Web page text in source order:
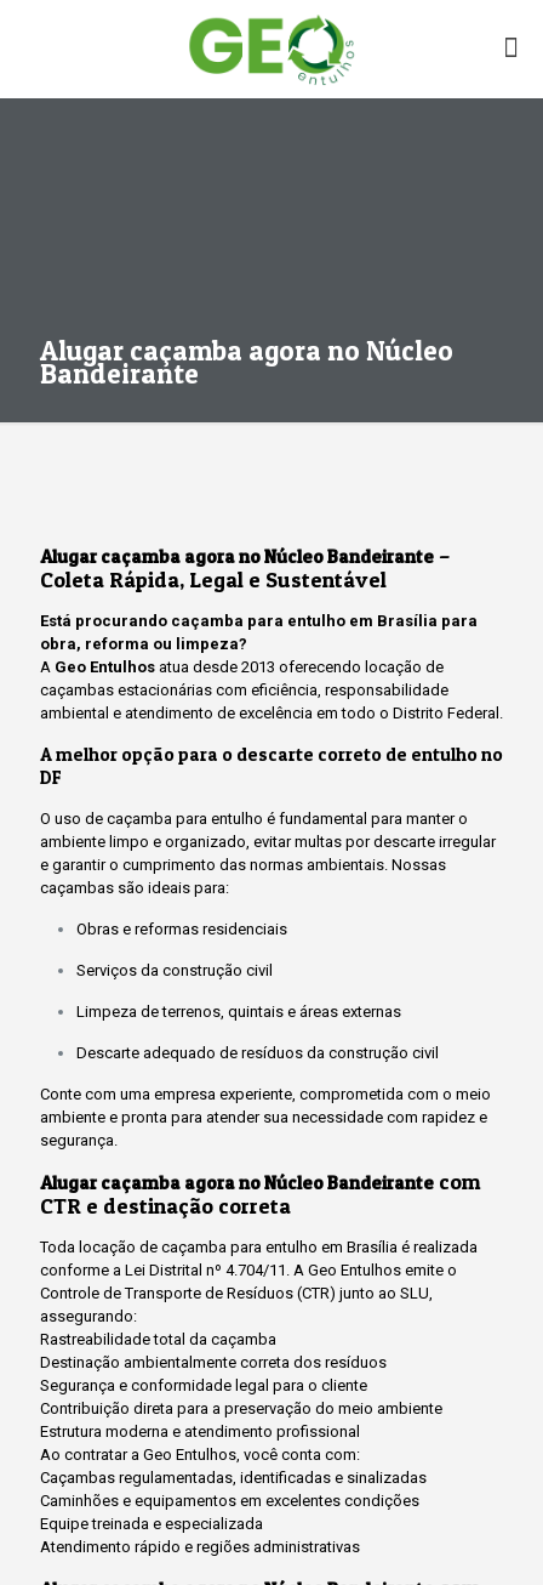
Alugar caçamba agora no Núcleo
Bandeirante
Alugar caçamba agora no Núcleo Bandeirante –
Coleta Rápida, Legal e Sustentável
Está procurando caçamba para entulho em Brasília para
obra, reforma ou limpeza?
A Geo Entulhos atua desde 2013 oferecendo locação de
caçambas estacionárias com eficiência, responsabilidade
ambiental e atendimento de excelência em todo o Distrito Federal.
A melhor opção para o descarte correto de entulho no
DF
O uso de caçamba para entulho é fundamental para manter o
ambiente limpo e organizado, evitar multas por descarte irregular
e garantir o cumprimento das normas ambientais. Nossas
caçambas são ideais para:
Obras e reformas residenciais
Serviços da construção civil
Limpeza de terrenos, quintais e áreas externas
Descarte adequado de resíduos da construção civil
Conte com uma empresa experiente, comprometida com o meio
ambiente e pronta para atender sua necessidade com rapidez e
segurança.
Alugar caçamba agora no Núcleo Bandeirante com
CTR e destinação correta
Toda locação de caçamba para entulho em Brasília é realizada
conforme a Lei Distrital nº 4.704/11. A Geo Entulhos emite o
Controle de Transporte de Resíduos (CTR) junto ao SLU,
assegurando:
Rastreabilidade total da caçamba
Destinação ambientalmente correta dos resíduos
Segurança e conformidade legal para o cliente
Contribuição direta para a preservação do meio ambiente
Estrutura moderna e atendimento profissional
Ao contratar a Geo Entulhos, você conta com:
Caçambas regulamentadas, identificadas e sinalizadas
Caminhões e equipamentos em excelentes condições
Equipe treinada e especializada
Atendimento rápido e regiões administrativas